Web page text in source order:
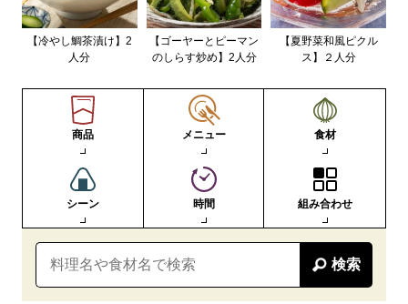
【冷やし鯛茶漬け】2
人分
【ゴーヤーとピーマン
のしらす炒め】2人分
【夏野菜和風ピクル
ス】２人分
商品 メニュー 食材
シーン 時間 組み合わせ
検索